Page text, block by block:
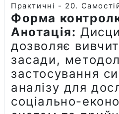
Практичні - 20.
Форма
Анотація:
дозволяє
засади,
застосування
аналізу для
соціально-